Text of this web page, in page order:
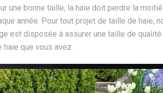
une bonne taille, la haie doit perdre la
année. Pour tout projet de taille de haie,
est disposée à assurer une taille de qualité
que vous avez.